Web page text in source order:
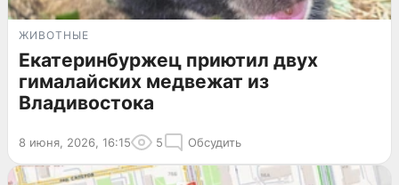
ЖИВОТНЫЕ
Екатеринбуржец приютил двух
гималайских медвежат из
Владивостока
8 июня, 2026, 16:15 5 Обсудить